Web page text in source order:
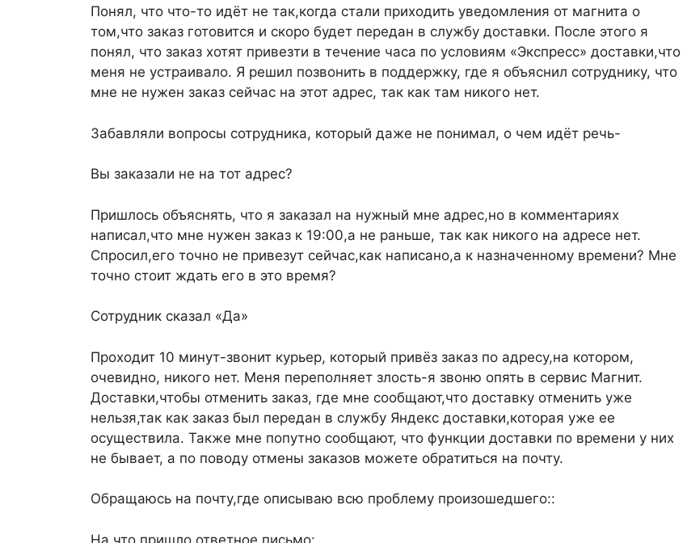
Понял, что что-то идёт не так,когда стали приходить уведомления от магнита о
том,что заказ готовится и скоро будет передан в службу доставки. После этого я
понял, что заказ хотят привезти в течение часа по условиям «Экспресс» доставки,что
меня не устраивало. Я решил позвонить в поддержку, где я объяснил сотруднику, что
мне не нужен заказ сейчас на этот адрес, так как там никого нет.
Забавляли вопросы сотрудника, который даже не понимал, о чем идёт речь-
Вы заказали не на тот адрес?
Пришлось объяснять, что я заказал на нужный мне адрес,но в комментариях
написал,что мне нужен заказ к 19:00,а не раньше, так как никого на адресе нет.
Спросил,его точно не привезут сейчас,как написано,а к назначенному времени? Мне
точно стоит ждать его в это время?
Сотрудник сказал «Да»
Проходит 10 минут-звонит курьер, который привёз заказ по адресу,на котором,
очевидно, никого нет. Меня переполняет злость-я звоню опять в сервис Магнит.
Доставки,чтобы отменить заказ, где мне сообщают,что доставку отменить уже
нельзя,так как заказ был передан в службу Яндекс доставки,которая уже ее
осуществила. Также мне попутно сообщают, что функции доставки по времени у них
не бывает, а по поводу отмены заказов можете обратиться на почту.
Обращаюсь на почту,где описываю всю проблему произошедшего::
На что пришло ответное письмо: